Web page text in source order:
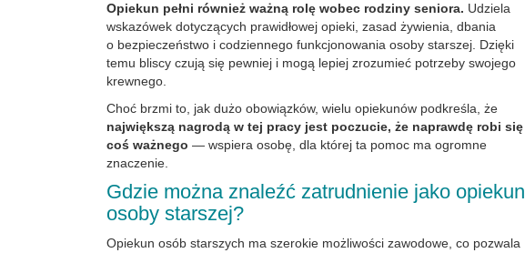
Opiekun pełni również ważną rolę wobec rodziny seniora. Udziela
wskazówek dotyczących prawidłowej opieki, zasad żywienia, dbania
o bezpieczeństwo i codziennego funkcjonowania osoby starszej. Dzięki
temu bliscy czują się pewniej i mogą lepiej zrozumieć potrzeby swojego
krewnego.
Choć brzmi to, jak dużo obowiązków, wielu opiekunów podkreśla, że
największą nagrodą w tej pracy jest poczucie, że naprawdę robi się
coś ważnego — wspiera osobę, dla której ta pomoc ma ogromne
znaczenie.
Gdzie można znaleźć zatrudnienie jako opiekun
osoby starszej?
Opiekun osób starszych ma szerokie możliwości zawodowe, co pozwala